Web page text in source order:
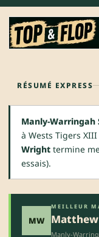
RÉSUMÉ EXPRESS
Manly-Warringah
à Wests Tigers
Wright termine
essais).
MW
MEILLEUR
Manly-